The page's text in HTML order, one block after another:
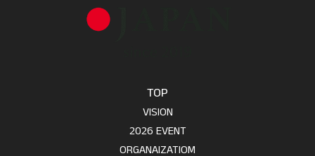
TOP
VISION
2026 EVENT
ORGANAIZATIOM